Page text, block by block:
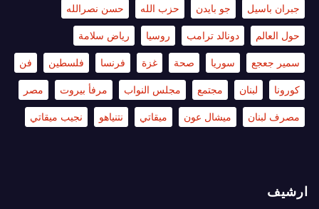
جبران باسيل جو بايدن حزب الله حسن نصرالله
حول العالم دونالد ترامب روسيا رياض سلامة
سمير جعجع سوريا صحة غزة فرنسا فلسطين فن
كورونا لبنان مجتمع مجلس النواب مرفأ بيروت مصر
مصرف لبنان ميشال عون ميقاتي نتنياهو نجيب ميقاتي
ارشيف